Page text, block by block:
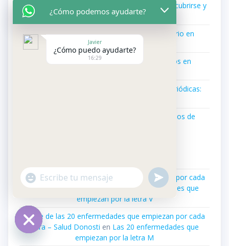
Podología en los seguros médicos: qué suele cubrirse y
cómo aprovecharlo en Gipuzkoa
Ipresa: Una historia de compromiso sanitario en
Gipuzkoa
Comparativa de Seguros Médicos Privados en
La importancia de las revisiones médicas periódicas:
Cómo Recuperar el Equilibrio tras los Excesos de
Indice de las 20 enfermedades que empiezan por cada
letra – Salud DonostienLas 20 enfermedades que
empiezan por la letra V
Indice de las 20 enfermedades que empiezan por cada
letra – Salud Donosti en Las 20 enfermedades que
empiezan por la letra M
¿Cómo podemos ayudarte?
Javier
¿Cómo puedo ayudarte?
16:29
"+chaty_settings.lang.emoji_picker+"
WhatsApp
undefined